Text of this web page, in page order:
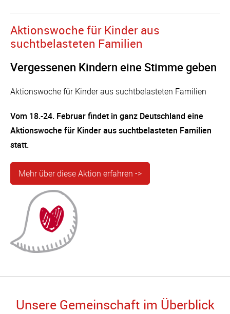
Aktionswoche für Kinder aus
suchtbelasteten Familien
Vergessenen Kindern eine Stimme geben
Aktionswoche für Kinder aus suchtbelasteten Familien
Vom 18.-24. Februar findet in ganz Deutschland eine
Aktionswoche für Kinder aus suchtbelasteten Familien
statt.
Mehr über diese Aktion erfahren ->
Unsere Gemeinschaft im Überblick